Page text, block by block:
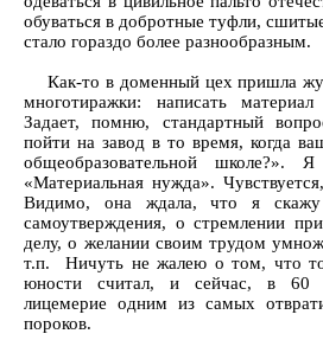
обуваться в добротные туфли,
стало гораздо более разнообразным.
Как-то в доменный цех пришла
многотиражки: написать
Задает, помню, стандартный
пойти на завод в то время, когда
общеобразовательной школе?».
«Материальная нужда».
Видимо, она ждала, что я
самоутверждения, о стремлении
делу, о желании своим трудом
т.п. Ничуть не жалею о том, что
юности считал, и сейчас, в 60
лицемерие одним из самых
пороков.